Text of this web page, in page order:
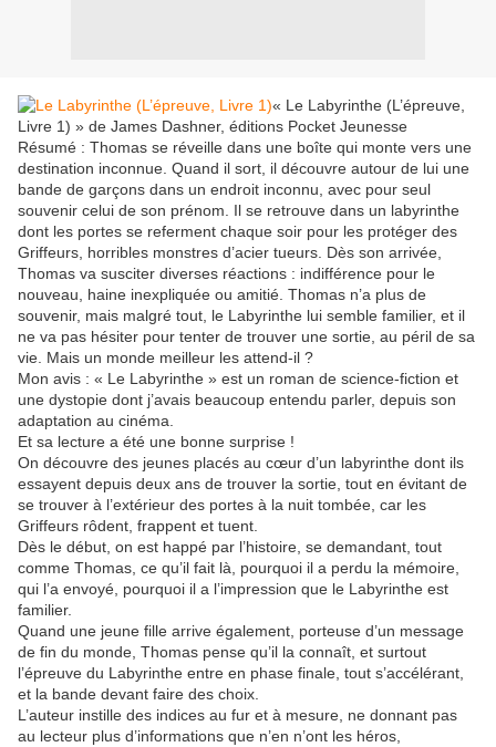
« Le Labyrinthe (L’épreuve,
Livre 1) » de James Dashner, éditions Pocket Jeunesse
Résumé : Thomas se réveille dans une boîte qui monte vers une
destination inconnue. Quand il sort, il découvre autour de lui une
bande de garçons dans un endroit inconnu, avec pour seul
souvenir celui de son prénom. Il se retrouve dans un labyrinthe
dont les portes se referment chaque soir pour les protéger des
Griffeurs, horribles monstres d’acier tueurs. Dès son arrivée,
Thomas va susciter diverses réactions : indifférence pour le
nouveau, haine inexpliquée ou amitié. Thomas n’a plus de
souvenir, mais malgré tout, le Labyrinthe lui semble familier, et il
ne va pas hésiter pour tenter de trouver une sortie, au péril de sa
vie. Mais un monde meilleur les attend-il ?
Mon avis : « Le Labyrinthe » est un roman de science-fiction et
une dystopie dont j’avais beaucoup entendu parler, depuis son
adaptation au cinéma.
Et sa lecture a été une bonne surprise !
On découvre des jeunes placés au cœur d’un labyrinthe dont ils
essayent depuis deux ans de trouver la sortie, tout en évitant de
se trouver à l’extérieur des portes à la nuit tombée, car les
Griffeurs rôdent, frappent et tuent.
Dès le début, on est happé par l’histoire, se demandant, tout
comme Thomas, ce qu’il fait là, pourquoi il a perdu la mémoire,
qui l’a envoyé, pourquoi il a l’impression que le Labyrinthe est
familier.
Quand une jeune fille arrive également, porteuse d’un message
de fin du monde, Thomas pense qu’il la connaît, et surtout
l’épreuve du Labyrinthe entre en phase finale, tout s’accélérant,
et la bande devant faire des choix.
L’auteur instille des indices au fur et à mesure, ne donnant pas
au lecteur plus d’informations que n’en n’ont les héros,